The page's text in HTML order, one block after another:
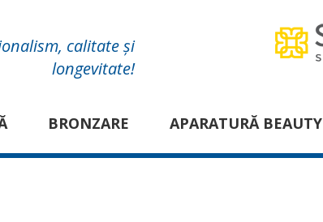
calitate și
longevitate!
BRONZARE APARATURĂ BEAUTY